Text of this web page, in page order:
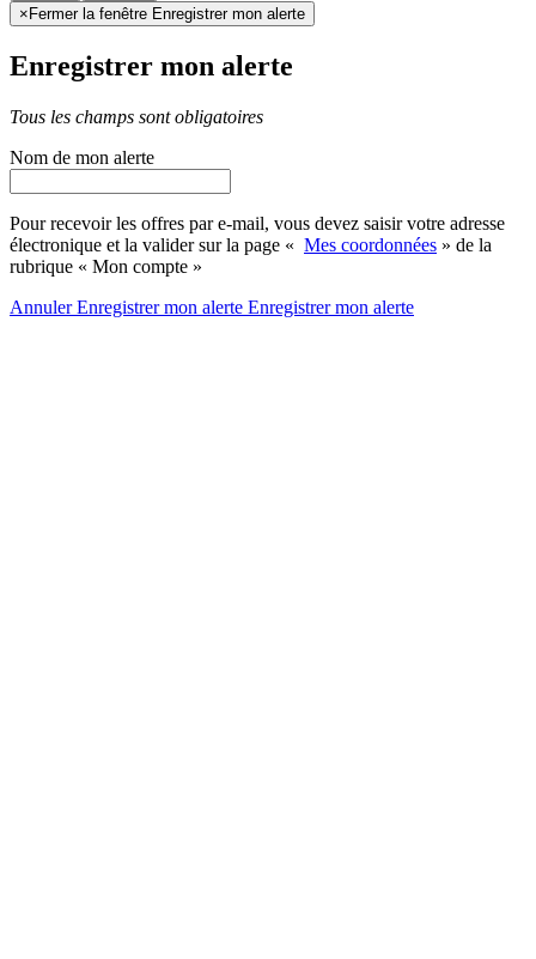
× Fermer la fenêtre Enregistrer mon alerte
Enregistrer mon alerte
Tous les champs sont obligatoires
Nom de mon alerte
Pour recevoir les offres par e-mail, vous devez saisir votre adresse
électronique et la valider sur la page « Mes coordonnées » de la
rubrique « Mon compte »
AnnulerEnregistrer mon alerte Enregistrermon alerte